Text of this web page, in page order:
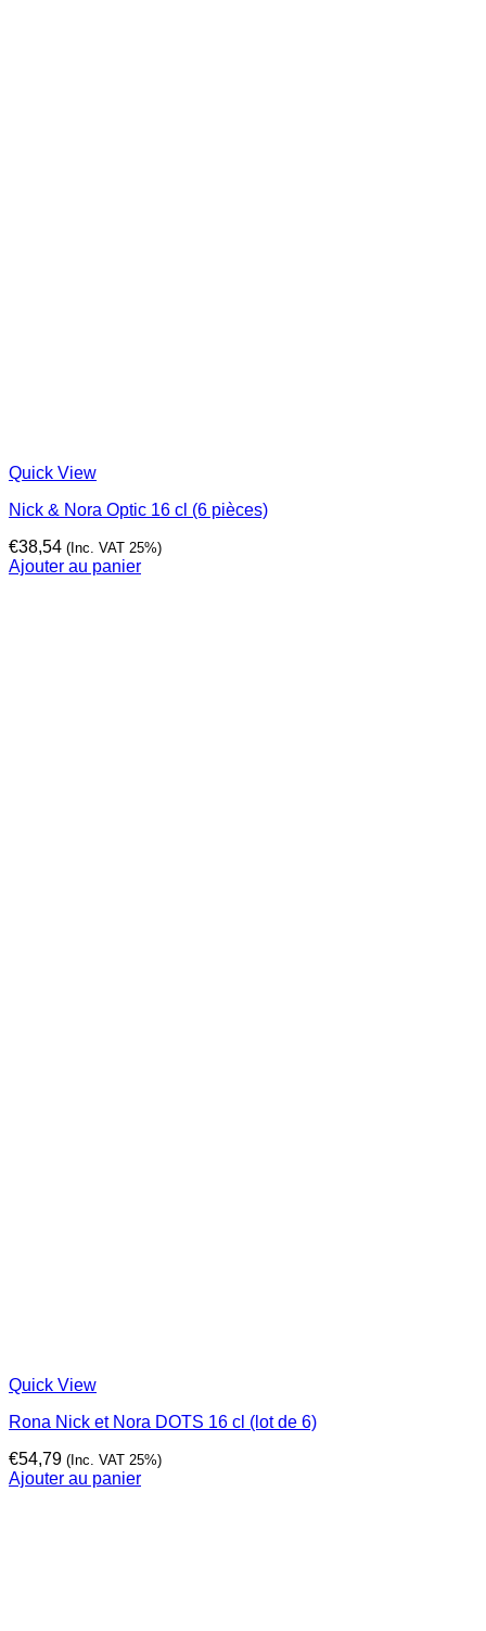
Quick View
Nick & Nora Optic 16 cl (6 pièces)
€38,54 (Inc. VAT 25%)
Ajouter au panier
Quick View
Rona Nick et Nora DOTS 16 cl (lot de 6)
€54,79 (Inc. VAT 25%)
Ajouter au panier